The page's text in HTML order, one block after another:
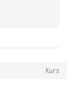
Kurs